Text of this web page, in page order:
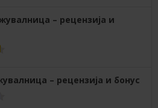
– рецензија и
– рецензија и бонус